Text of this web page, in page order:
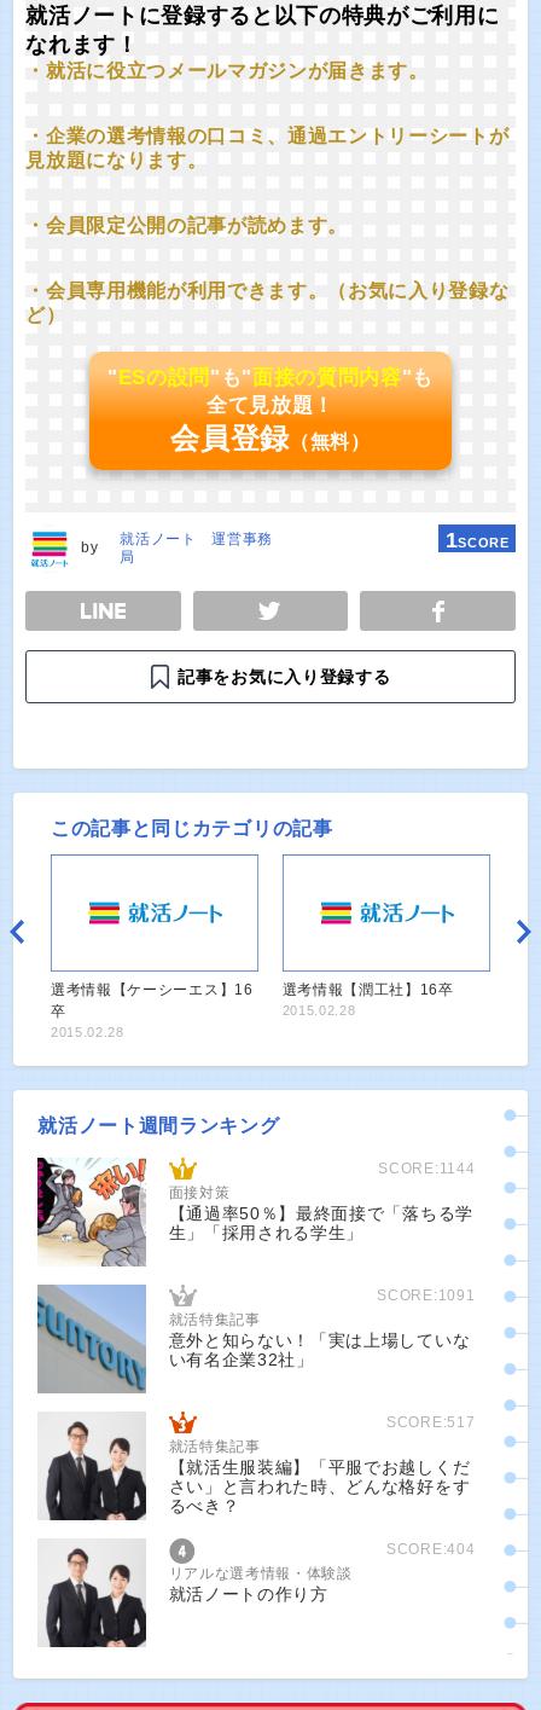
就活ノートに登録すると以下の特典がご利用に
なれます！
・就活に役立つメールマガジンが届きます。
・企業の選考情報の口コミ、通過エントリーシートが
見放題になります。
・会員限定公開の記事が読めます。
・会員専用機能が利用できます。（お気に入り登録な
ど）
"ESの設問"も"面接の質問内容"も
全て見放題！
会員登録 （無料）
by
就活ノート 運営事務
局
1SCORE
TWEET
記事をお気に入り登録する
この記事と同じカテゴリの記事
選考情報【ケーシーエス】16
卒
2015.02.28
選考情報【潤工社】16卒
2015.02.28
就活ノート週間ランキング
SCORE:1144
面接対策
【通過率50％】最終面接で「落ちる学
生」「採用される学生」
SCORE:1091
就活特集記事
意外と知らない！「実は上場していな
い有名企業32社」
SCORE:517
就活特集記事
【就活生服装編】「平服でお越しくだ
さい」と言われた時、どんな格好をす
るべき？
SCORE:404
リアルな選考情報・体験談
就活ノートの作り方